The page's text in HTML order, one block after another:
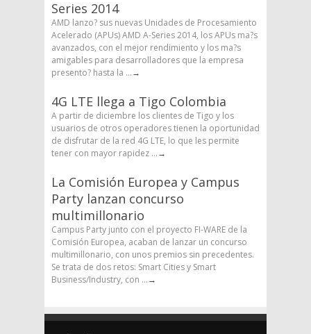
Series 2014
AMD lanzo? sus nuevas Unidades de Procesamiento
Acelerado (APUs) AMD A-Series 2014, los APUs ma?s
avanzados, con el mejor rendimiento y los ma?s
amigables para desarrolladores que la empresa
presento? hasta la ...→
4G LTE llega a Tigo Colombia
A partir de diciembre los clientes de Tigo y los
usuarios de otros operadores tienen la oportunidad
de disfrutar de la red 4G LTE, lo que les permite
tener con mayor rapidez ...→
La Comisión Europea y Campus
Party lanzan concurso
multimillonario
Campus Party junto con el proyecto FI-WARE de la
Comisión Europea, acaban de lanzar un concurso
multimillonario, con unos premios sin precedentes.
Se trata de dos retos: Smart Cities y Smart
Business/Industry, con ...→